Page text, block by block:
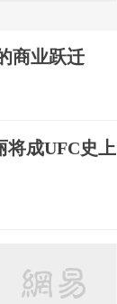
商业跃迁
将成UFC史上